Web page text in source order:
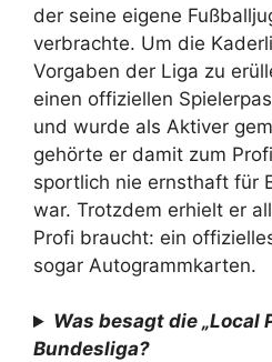
der seine eigene
verbrachte. Um die
Vorgaben der Liga zu
einen offiziellen
und wurde als Aktiver
gehörte er damit zum
sportlich nie ernsthaft für
war. Trotzdem erhielt er
Profi braucht: ein
sogar Autogrammkarten.
Was besagt die „Local
Bundesliga?